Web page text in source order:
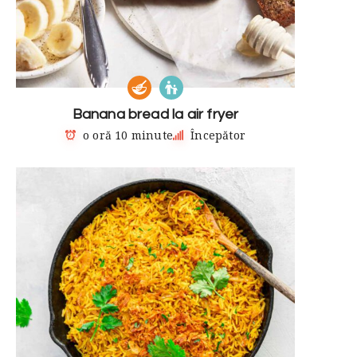
Banana bread la air fryer
o oră 10 minute
Începător